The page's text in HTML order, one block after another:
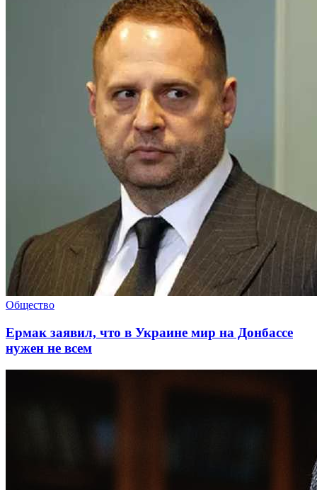
Общество
Ермак заявил, что в Украине мир на Донбассе
нужен не всем